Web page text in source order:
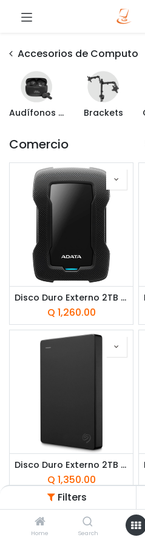
Filters
Home Search
Accesorios de Computo
Audífonos y Headset Brackets
Comercio
Disco Duro Externo 2TB ADATA HD330 USB 3.2
Q 1,260.00
Disco Duro Externo 2TB Seagate Portable Drive 2.5" USB 3.0
Q 1,350.00